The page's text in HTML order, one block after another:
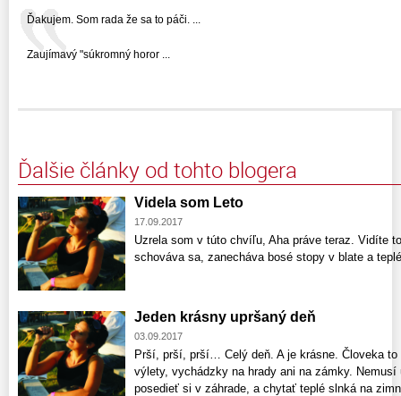
Ďakujem. Som rada že sa to páči. ...
Zaujímavý "súkromný horor ...
Ďalšie články od tohto blogera
Videla som Leto
17.09.2017
Uzrela som v túto chvíľu, Aha práve teraz. Vidíte
schováva sa, zanecháva bosé stopy v blate a
Jeden krásny upršaný deň
03.09.2017
Prší, prší, prší… Celý deň. A je krásne. Človeka to
výlety, vychádzky na hrady ani na zámky.
posedieť si v záhrade, a chytať teplé slnká na